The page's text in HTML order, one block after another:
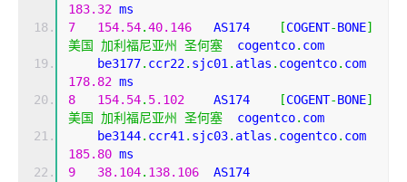
183.32 ms
7
154.54.40.146
   AS174
[COGENT-BONE]
美国
加利福尼亚州 圣何塞
  cogentco
. com
    be3177
. ccr22. sjc01. atlas . cogentco.
178.82 ms
8
154.54. 5.102
    AS174
[COGENT-BONE]
美国
加利福尼亚州 圣何塞
  cogentco
. com
    be3144
. ccr41. sjc03. atlas . cogentco.
185.80 ms
9
38.104. 138.106